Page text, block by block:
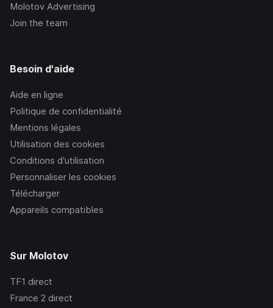
Molotov Advertising
Join the team
Besoin d'aide
Aide en ligne
Politique de confidentialité
Mentions légales
Utilisation des cookies
Conditions d’utilisation
Personnaliser les cookies
Télécharger
Appareils compatibles
Sur Molotov
TF1 direct
France 2 direct